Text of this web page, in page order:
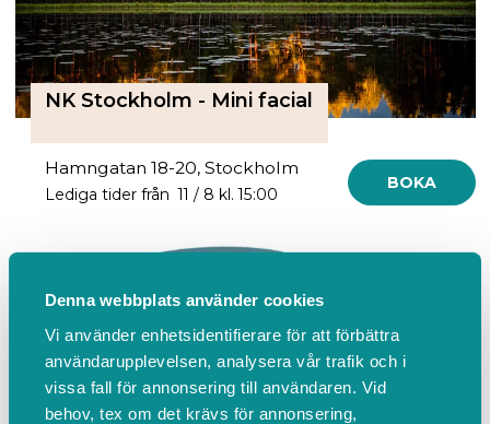
Denna webbplats använder cookies
Vi använder enhetsidentifierare för att förbättra
användarupplevelsen, analysera vår trafik och i
vissa fall för annonsering till användaren. Vid
behov, tex om det krävs för annonsering,
NK Stockholm - Mini facial
Hamngatan 18-20, Stockholm
Lediga tider från 11 / 8 kl. 15:00
BOKA